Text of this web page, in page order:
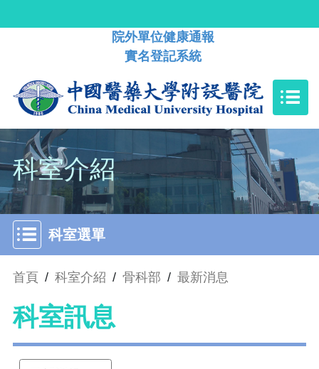
院外單位健康通報
實名登記系統
科室介紹
科室選單
首頁 / 科室介紹 / 骨科部 / 最新消息
科室訊息